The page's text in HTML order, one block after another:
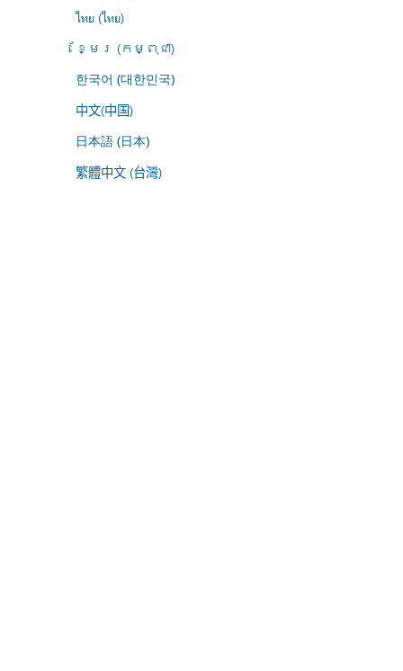
ไทย (ไทย)
ខ្មែរ (កម្ពុជា)
한국어 (대한민국)
中文(中国)
日本語 (日本)
繁體中文 (台灣)